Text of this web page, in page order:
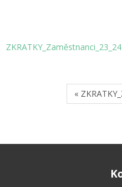
ZKRATKY_Zaměstnanci_23_24
«